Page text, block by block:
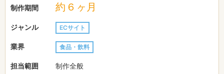
制作期間 約６ヶ月
ジャンル ECサイト
業界 食品・飲料
担当範囲 制作全般